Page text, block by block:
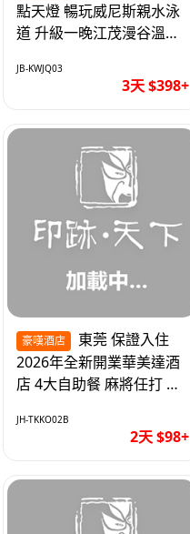
點天燈 暢玩威尼斯親水泳
道 升級一晚江茂漫谷溫泉
純玩3天
JB-KWJQ03
3天 $398+
豪嘆酒店
2026年全新開業華美達酒
店 4大自助餐 麻將任打 抵
JH-TKKO02B
2天 $98+